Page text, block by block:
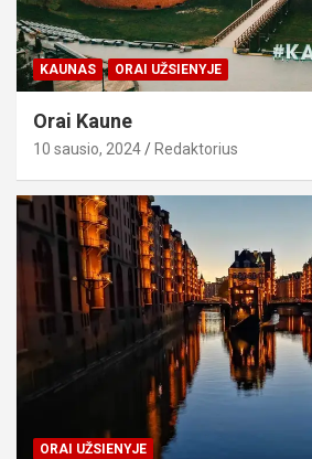
KAUNAS ORAI UŽSIENYJE
Orai Kaune
10 sausio, 2024 Redaktorius
ORAI UŽSIENYJE